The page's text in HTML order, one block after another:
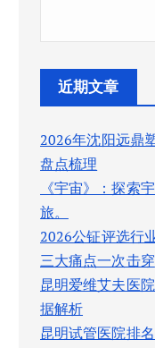
近期文章
2026年沈阳远鼎
盘点梳理
《宇宙》：探索
旅。
2026公钲评选行
三大痛点一次击穿
昆明爱维艾夫医
据解析
昆明试管医院排